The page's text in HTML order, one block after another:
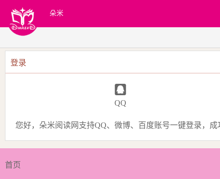
朵米
登录
QQ
您好，朵米阅读网支持QQ、微博、百度账号一键登录，成
首页